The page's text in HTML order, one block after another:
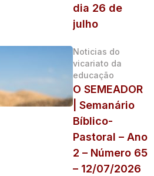
dia 26 de
julho
Noticias do
vicariato da
educação
O SEMEADOR
| Semanário
Bíblico-
Pastoral – Ano
2 – Número 65
– 12/07/2026